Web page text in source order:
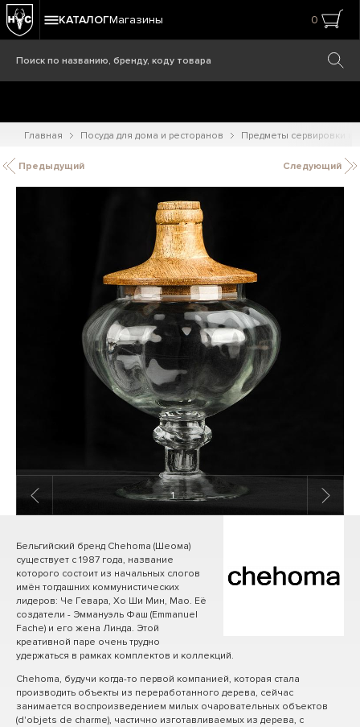
КАТАЛОГМагазины 0
Главная Посуда для дома и ресторанов Предметы сервировки и
Предыдущий Следующий
1/ 6
Бельгийский бренд Chehoma (Шеома)
существует с 1987 года, название
которого состоит из начальных слогов
имён тогдашних коммунистических
лидеров: Че Гевара, Хо Ши Мин, Мао. Её
создатели - Эммануэль Фаш (Emmanuel
Fache) и его жена Линда. Этой
креативной паре очень трудно
удержаться в рамках комплектов и коллекций.
Chehoma, будучи когда-то первой компанией, которая стала
производить объекты из переработанного дерева, сейчас
занимается воспроизведением милых очаровательных объектов
(d'objets de charme), частично изготавливаемых из дерева, с